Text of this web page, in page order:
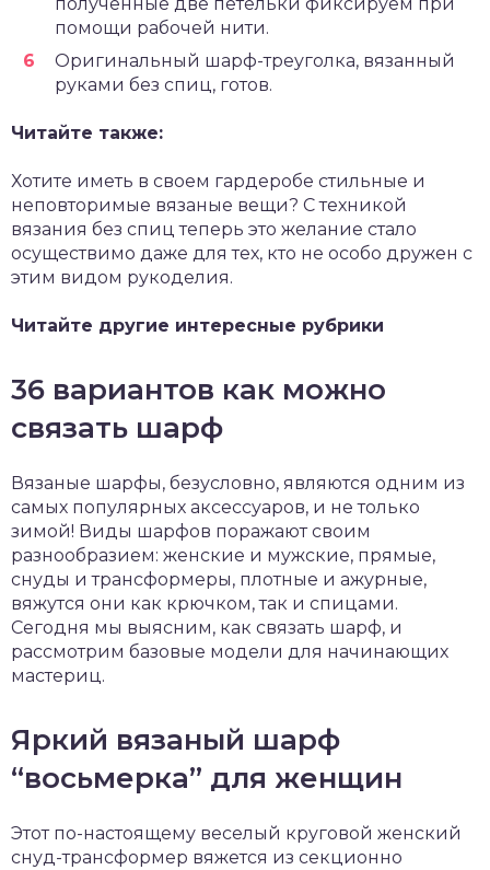
помощи рабочей нити.
Оригинальный шарф-треуголка, вязанный
руками без спиц, готов.
Читайте также:
Хотите иметь в своем гардеробе стильные и
неповторимые вязаные вещи? С техникой
вязания без спиц теперь это желание стало
осуществимо даже для тех, кто не особо дружен с
этим видом рукоделия.
Читайте другие интересные рубрики
36 вариантов как можно
связать шарф
Вязаные шарфы, безусловно, являются одним из
самых популярных аксессуаров, и не только
зимой! Виды шарфов поражают своим
разнообразием: женские и мужские, прямые,
снуды и трансформеры, плотные и ажурные,
вяжутся они как крючком, так и спицами.
Сегодня мы выясним, как связать шарф, и
рассмотрим базовые модели для начинающих
мастериц.
Яркий вязаный шарф
“восьмерка” для женщин
Этот по-настоящему веселый круговой женский
снуд-трансформер вяжется из секционно